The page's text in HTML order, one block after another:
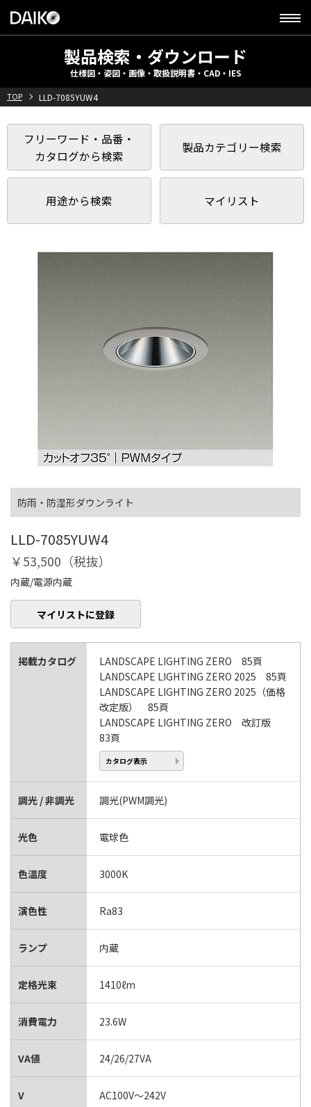
製品検索・ダウンロード
仕様図・姿図・画像・取扱説明書・CAD・IES
TOP LLD-7085YUW4
フリーワード・品番・
カタログから検索
製品カテゴリー検索
用途から検索 マイリスト
防雨・防湿形ダウンライト
LLD-7085YUW4
￥53,500（税抜）
内蔵/電源内蔵
マイリストに登録
掲載カタログ
LANDSCAPE LIGHTING ZERO 85頁
LANDSCAPE LIGHTING ZERO 2025 85頁
LANDSCAPE LIGHTING ZERO 2025（価格
改定版） 85頁
LANDSCAPE LIGHTING ZERO 改訂版
83頁
カタログ表示
調光 / 非調光 調光(PWM調光)
光色 電球色
色温度 3000K
演色性 Ra83
ランプ 内蔵
定格光束 1410ℓm
消費電力 23.6W
VA値 24/26/27VA
V AC100V～242V